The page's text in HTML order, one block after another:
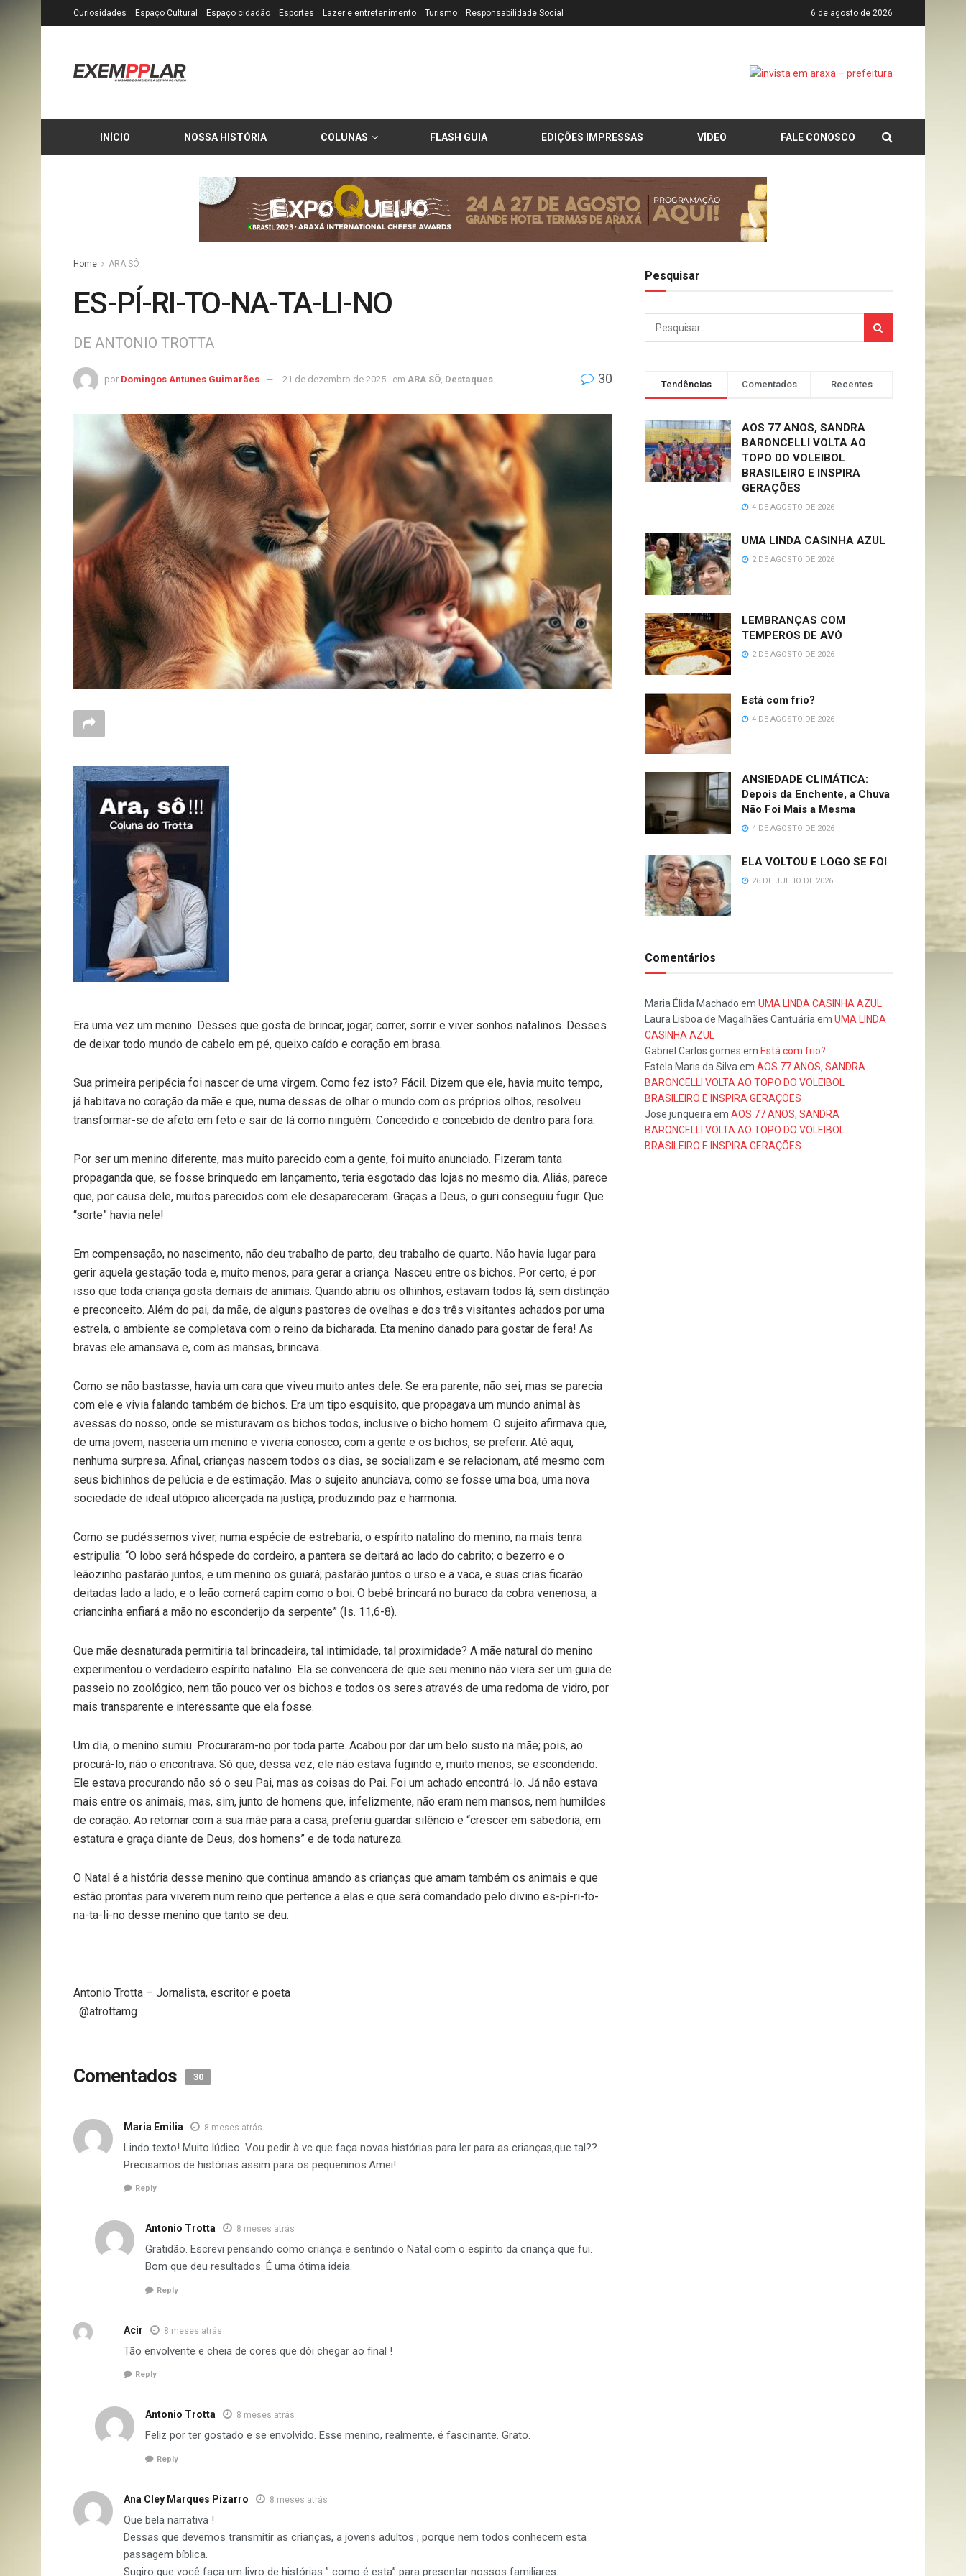
Curiosidades Espaço Cultural Espaço cidadão Esportes Lazer e entretenimento Turismo Responsabilidade Social 6 de agosto de 2026
INÍCIO NOSSA HISTÓRIA COLUNAS FLASH GUIA EDIÇÕES IMPRESSAS VÍDEO FALE CONOSCO
Home ARA SÔ
ES-PÍ-RI-TO-NA-TA-LI-NO
DE ANTONIO TROTTA
por Domingos Antunes Guimarães 21 de dezembro de 2025 em ARA SÔ Destaques 30
Era uma vez um menino. Desses que gosta de brincar, jogar, correr, sorrir e viver sonhos natalinos. Desses
de deixar todo mundo de cabelo em pé, queixo caído e coração em brasa.
Sua primeira peripécia foi nascer de uma virgem. Como fez isto? Fácil. Dizem que ele, havia muito tempo,
já habitava no coração da mãe e que, numa dessas de olhar o mundo com os próprios olhos, resolveu
transformar-se de afeto em feto e sair de lá como ninguém. Concedido e concebido de dentro para fora.
Por ser um menino diferente, mas muito parecido com a gente, foi muito anunciado. Fizeram tanta
propaganda que, se fosse brinquedo em lançamento, teria esgotado das lojas no mesmo dia. Aliás, parece
que, por causa dele, muitos parecidos com ele desapareceram. Graças a Deus, o guri conseguiu fugir. Que
“sorte” havia nele!
Em compensação, no nascimento, não deu trabalho de parto, deu trabalho de quarto. Não havia lugar para
gerir aquela gestação toda e, muito menos, para gerar a criança. Nasceu entre os bichos. Por certo, é por
isso que toda criança gosta demais de animais. Quando abriu os olhinhos, estavam todos lá, sem distinção
e preconceito. Além do pai, da mãe, de alguns pastores de ovelhas e dos três visitantes achados por uma
estrela, o ambiente se completava com o reino da bicharada. Eta menino danado para gostar de fera! As
bravas ele amansava e, com as mansas, brincava.
Como se não bastasse, havia um cara que viveu muito antes dele. Se era parente, não sei, mas se parecia
com ele e vivia falando também de bichos. Era um tipo esquisito, que propagava um mundo animal às
avessas do nosso, onde se misturavam os bichos todos, inclusive o bicho homem. O sujeito afirmava que,
de uma jovem, nasceria um menino e viveria conosco; com a gente e os bichos, se preferir. Até aqui,
nenhuma surpresa. Afinal, crianças nascem todos os dias, se socializam e se relacionam, até mesmo com
seus bichinhos de pelúcia e de estimação. Mas o sujeito anunciava, como se fosse uma boa, uma nova
sociedade de ideal utópico alicerçada na justiça, produzindo paz e harmonia.
Como se pudéssemos viver, numa espécie de estrebaria, o espírito natalino do menino, na mais tenra
estripulia: “O lobo será hóspede do cordeiro, a pantera se deitará ao lado do cabrito; o bezerro e o
leãozinho pastarão juntos, e um menino os guiará; pastarão juntos o urso e a vaca, e suas crias ficarão
deitadas lado a lado, e o leão comerá capim como o boi. O bebê brincará no buraco da cobra venenosa, a
criancinha enfiará a mão no esconderijo da serpente” (Is. 11,6-8).
Que mãe desnaturada permitiria tal brincadeira, tal intimidade, tal proximidade? A mãe natural do menino
experimentou o verdadeiro espírito natalino. Ela se convencera de que seu menino não viera ser um guia de
passeio no zoológico, nem tão pouco ver os bichos e todos os seres através de uma redoma de vidro, por
mais transparente e interessante que ela fosse.
Um dia, o menino sumiu. Procuraram-no por toda parte. Acabou por dar um belo susto na mãe; pois, ao
procurá-lo, não o encontrava. Só que, dessa vez, ele não estava fugindo e, muito menos, se escondendo.
Ele estava procurando não só o seu Pai, mas as coisas do Pai. Foi um achado encontrá-lo. Já não estava
mais entre os animais, mas, sim, junto de homens que, infelizmente, não eram nem mansos, nem humildes
de coração. Ao retornar com a sua mãe para a casa, preferiu guardar silêncio e “crescer em sabedoria, em
estatura e graça diante de Deus, dos homens” e de toda natureza.
O Natal é a história desse menino que continua amando as crianças que amam também os animais e que
estão prontas para viverem num reino que pertence a elas e que será comandado pelo divino es-pí-ri-to-
na-ta-li-no desse menino que tanto se deu.
Antonio Trotta – Jornalista, escritor e poeta
@atrottamg
Comentados 30
Maria Emilia 8 meses atrás
Lindo texto! Muito lúdico. Vou pedir à vc que faça novas histórias para ler para as crianças,que tal??
Precisamos de histórias assim para os pequeninos.Amei!
Reply
Antonio Trotta 8 meses atrás
Gratidão. Escrevi pensando como criança e sentindo o Natal com o espírito da criança que fui.
Bom que deu resultados. É uma ótima ideia.
Reply
Acir 8 meses atrás
Tão envolvente e cheia de cores que dói chegar ao final !
Reply
Antonio Trotta 8 meses atrás
Feliz por ter gostado e se envolvido. Esse menino, realmente, é fascinante. Grato.
Reply
Ana Cley Marques Pizarro 8 meses atrás
Que bela narrativa !
Dessas que devemos transmitir as crianças, a jovens adultos ; porque nem todos conhecem esta
passagem bíblica.
Sugiro que você faça um livro de histórias ” como é esta” para presentar nossos familiares.
Pesquisar
Tendências Comentados Recentes
AOS 77 ANOS, SANDRA
BARONCELLI VOLTA AO
TOPO DO VOLEIBOL
BRASILEIRO E INSPIRA
GERAÇÕES
4 DE AGOSTO DE 2026
UMA LINDA CASINHA AZUL
2 DE AGOSTO DE 2026
LEMBRANÇAS COM
TEMPEROS DE AVÓ
2 DE AGOSTO DE 2026
Está com frio?
4 DE AGOSTO DE 2026
ANSIEDADE CLIMÁTICA:
Depois da Enchente, a Chuva
Não Foi Mais a Mesma
4 DE AGOSTO DE 2026
ELA VOLTOU E LOGO SE FOI
26 DE JULHO DE 2026
Comentários
Maria Élida Machado em UMA LINDA CASINHA AZUL
Laura Lisboa de Magalhães Cantuária em UMA LINDA
CASINHA AZUL
Gabriel Carlos gomes em Está com frio?
Estela Maris da Silva em AOS 77 ANOS, SANDRA
BARONCELLI VOLTA AO TOPO DO VOLEIBOL
BRASILEIRO E INSPIRA GERAÇÕES
Jose junqueira em AOS 77 ANOS, SANDRA
BARONCELLI VOLTA AO TOPO DO VOLEIBOL
BRASILEIRO E INSPIRA GERAÇÕES